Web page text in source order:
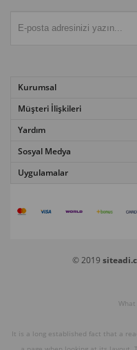
Kurumsal
Müşteri İlişkileri
Yardım
Sosyal Medya
Uygulamalar
© 2019
What
It is a long established fact that a